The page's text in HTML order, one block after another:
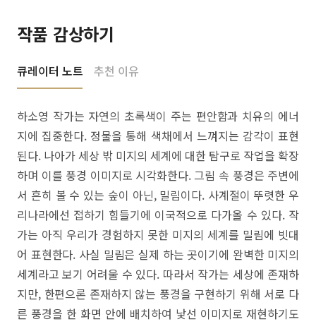
작품 감상하기
큐레이터 노트 추천 이유
하소영 작가는 자연의 초록색이 주는 편안함과 치유의 에너
지에 집중한다. 정물을 통해 색채에서 느껴지는 감각이 표현
된다. 나아가 세상 밖 미지의 세계에 대한 탐구로 작업을 확장
하며 이를 풍경 이미지로 시각화한다. 그림 속 풍경은 주변에
서 흔히 볼 수 있는 숲이 아닌, 밀림이다. 사계절이 뚜렷한 우
리나라에선 접하기 힘들기에 이국적으로 다가올 수 있다. 작
가는 아직 우리가 경험하지 못한 미지의 세계를 밀림에 빗대
어 표현한다. 사실 밀림은 실제 하는 곳이기에 완벽한 미지의
세계라고 보기 어려울 수 있다. 따라서 작가는 세상에 존재하
지만, 한편으론 존재하지 않는 풍경을 구현하기 위해 서로 다
른 풍경을 한 화면 안에 배치하여 낯선 이미지로 재현하기도